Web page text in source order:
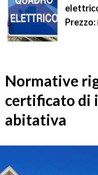
Prezzo:
Normative
certificato di
abitativa